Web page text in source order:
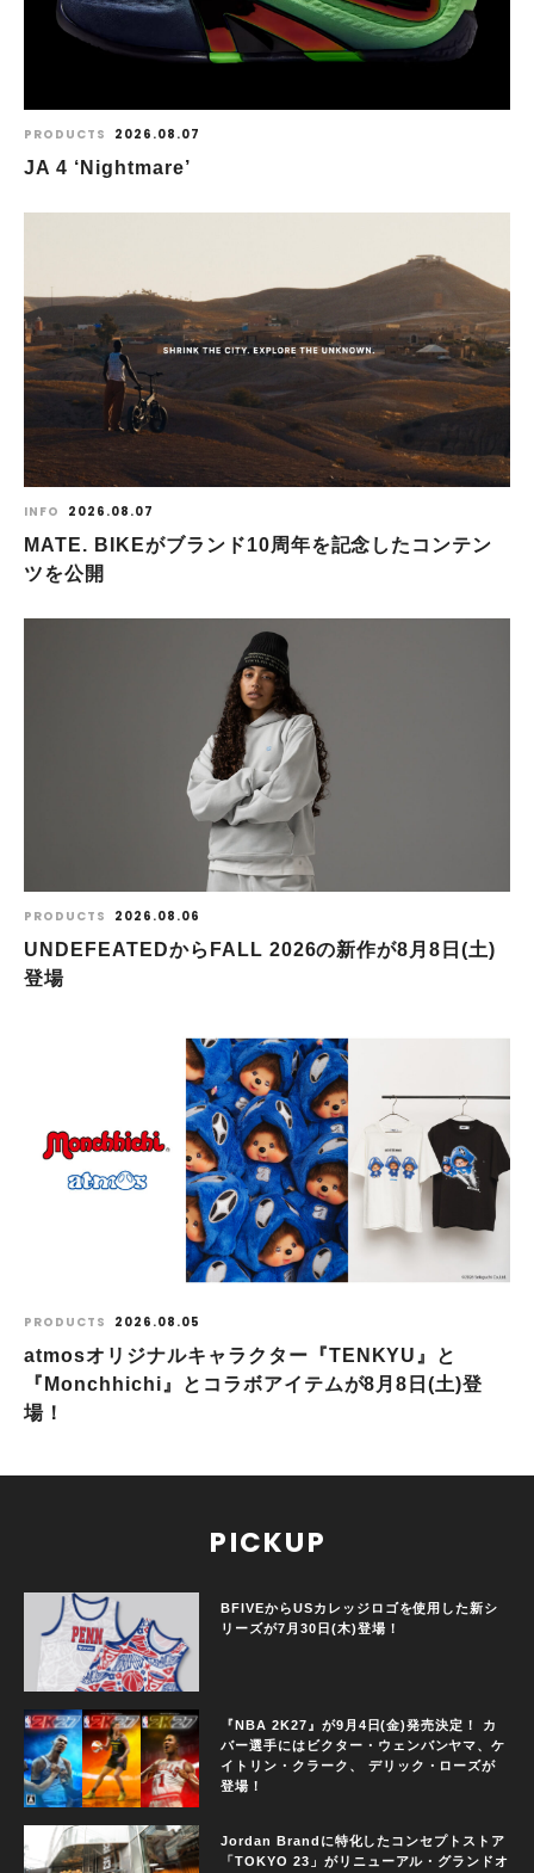
PRODUCTS 2026.08.07
JA 4 ‘Nightmare’
INFO 2026.08.07
MATE. BIKEがブランド10周年を記念したコンテン
ツを公開
PRODUCTS 2026.08.06
UNDEFEATEDからFALL 2026の新作が8⽉8⽇(⼟)
登場
PRODUCTS 2026.08.05
atmosオリジナルキャラクター『TENKYU』と
『Monchhichi』とコラボアイテムが8月8日(土)登
場！
PICKUP
BFIVEからUSカレッジロゴを使用した新シ
リーズが7月30日(木)登場！
『NBA 2K27』が9月4日(金)発売決定！ カ
バー選手にはビクター・ウェンバンヤマ、ケ
イトリン・クラーク、 デリック・ローズが
登場！
Jordan Brandに特化したコンセプトストア
「TOKYO 23」がリニューアル・グランドオ